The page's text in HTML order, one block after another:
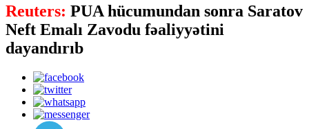
Reuters: PUA hücumundan sonra Saratov
Neft Emalı Zavodu fəaliyyətini
dayandırıb